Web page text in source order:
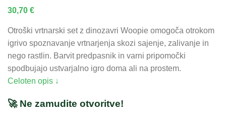
30,70 €
Otroški vrtnarski set z dinozavri Woopie omogoča otrokom
igrivo spoznavanje vrtnarjenja skozi sajenje, zalivanje in
nego rastlin. Barvit predpasnik in varni pripomočki
spodbujajo ustvarjalno igro doma ali na prostem.
Celoten opis ↓
🚀 Ne zamudite otvoritve!